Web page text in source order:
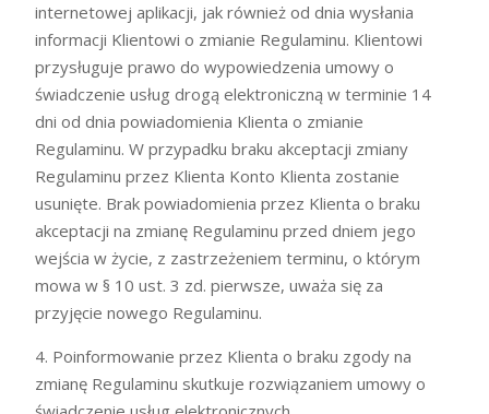
internetowej aplikacji, jak również od dnia wysłania
informacji Klientowi o zmianie Regulaminu. Klientowi
przysługuje prawo do wypowiedzenia umowy o
świadczenie usług drogą elektroniczną w terminie 14
dni od dnia powiadomienia Klienta o zmianie
Regulaminu. W przypadku braku akceptacji zmiany
Regulaminu przez Klienta Konto Klienta zostanie
usunięte. Brak powiadomienia przez Klienta o braku
akceptacji na zmianę Regulaminu przed dniem jego
wejścia w życie, z zastrzeżeniem terminu, o którym
mowa w § 10 ust. 3 zd. pierwsze, uważa się za
przyjęcie nowego Regulaminu.
4. Poinformowanie przez Klienta o braku zgody na
zmianę Regulaminu skutkuje rozwiązaniem umowy o